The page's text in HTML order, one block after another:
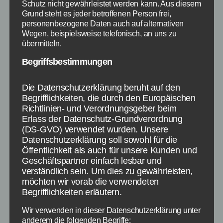
Kategorien
WEBFUNDSTÜCKE FÜR FRAUEN
FRAUEN
TIPPS & TRICKS FÜR FRAUEN
TrinkUhr- Stylische
Erinnerung an das
Trinken
Beitragsautor
Vonredaktion Veröffentlichungsdatum
12. Dezember 2013
Trinken ist das A und O. Jeder muss es. Am
Besten 2 bis 4 Liter am Tag. Wenn wir aber
am Trinken oder wir vergessen es einfach. Mit
Schutz nicht gewährleistet werden kann. Aus diesem
Grund steht es jeder betroffenen Person frei,
personenbezogene Daten auch auf alternativen
Wegen, beispielsweise telefonisch, an uns zu
übermitteln.
Begriffsbestimmungen
Die Datenschutzerklärung beruht auf den
Begrifflichkeiten, die durch den Europäischen
Richtlinien- und Verordnungsgeber beim
Erlass der Datenschutz-Grundverordnung
(DS-GVO) verwendet wurden. Unsere
Datenschutzerklärung soll sowohl für die
Öffentlichkeit als auch für unsere Kunden und
Geschäftspartner einfach lesbar und
verständlich sein. Um dies zu gewährleisten,
möchten wir vorab die verwendeten
Begrifflichkeiten erläutern.
Wir verwenden in dieser Datenschutzerklärung unter
anderem die folgenden Begriffe: